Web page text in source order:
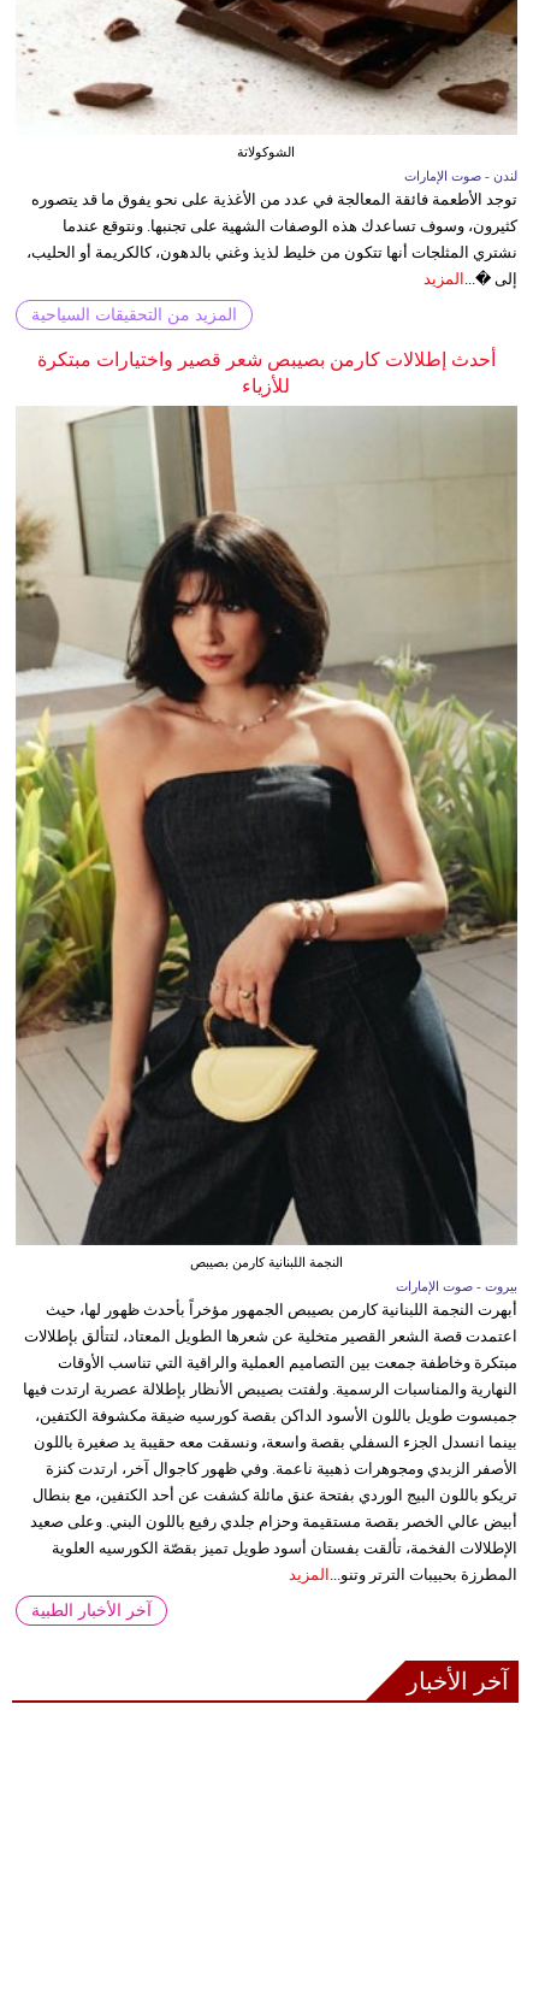
الشوكولاتة
لندن - صوت الإمارات
توجد الأطعمة فائقة المعالجة في عدد من الأغذية على نحو يفوق ما قد يتصوره
كثيرون، وسوف تساعدك هذه الوصفات الشهية على تجنبها. ونتوقع عندما
نشتري المثلجات أنها تتكون من خليط لذيذ وغني بالدهون، كالكريمة أو الحليب،
إلى �...
المزيد
المزيد من التحقيقات السياحية
أحدث إطلالات كارمن بصيبص شعر قصير واختيارات مبتكرة
للأزياء
النجمة اللبنانية كارمن بصيبص
بيروت - صوت الإمارات
أبهرت النجمة اللبنانية كارمن بصيبص الجمهور مؤخراً بأحدث ظهور لها، حيث
اعتمدت قصة الشعر القصير متخلية عن شعرها الطويل المعتاد، لتتألق بإطلالات
مبتكرة وخاطفة جمعت بين التصاميم العملية والراقية التي تناسب الأوقات
النهارية والمناسبات الرسمية. ولفتت بصيبص الأنظار بإطلالة عصرية ارتدت فيها
جمبسوت طويل باللون الأسود الداكن بقصة كورسيه ضيقة مكشوفة الكتفين،
بينما انسدل الجزء السفلي بقصة واسعة، ونسقت معه حقيبة يد صغيرة باللون
الأصفر الزبدي ومجوهرات ذهبية ناعمة. وفي ظهور كاجوال آخر، ارتدت كنزة
تريكو باللون البيج الوردي بفتحة عنق مائلة كشفت عن أحد الكتفين، مع بنطال
أبيض عالي الخصر بقصة مستقيمة وحزام جلدي رفيع باللون البني. وعلى صعيد
الإطلالات الفخمة، تألقت بفستان أسود طويل تميز بقصّة الكورسيه العلوية
المطرزة بحبيبات الترتر وتنو...
المزيد
آخر الأخبار الطبية
آخر الأخبار